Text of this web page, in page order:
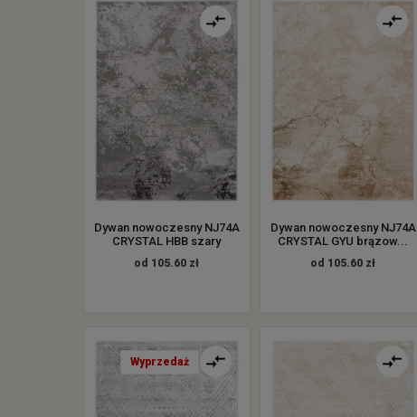
Dywan nowoczesny NJ74A
CRYSTAL HBB szary
od 105.60 zł
Dywan nowoczesny NJ74A
CRYSTAL GYU brązow...
od 105.60 zł
Wyprzedaż